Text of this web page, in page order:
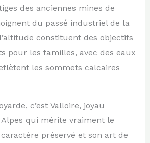
des anciennes mines de
du passé industriel de la
constituent des objectifs
pour les familles, avec des eaux
les sommets calcaires
c’est Valloire, joyau
qui mérite vraiment le
préservé et son art de